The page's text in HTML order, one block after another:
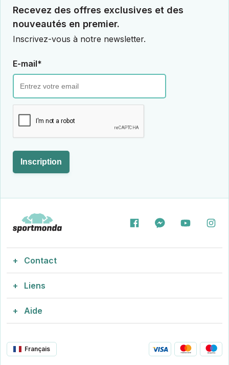
Recevez des offres exclusives et des
nouveautés en premier.
Inscrivez-vous à notre newsletter.
E-mail*
Inscription
Contact
info@sportmonda.fr
Nous répondons rapidement
Engager 2-4, 2605
Liens
Tenues de football
Maillots de football avec flocage
Aide
Français